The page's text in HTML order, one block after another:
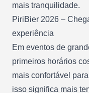
mais tranquilidade.
PiriBier 2026 –
experiência
Em eventos de
primeiros horários
mais confortável
isso significa mais